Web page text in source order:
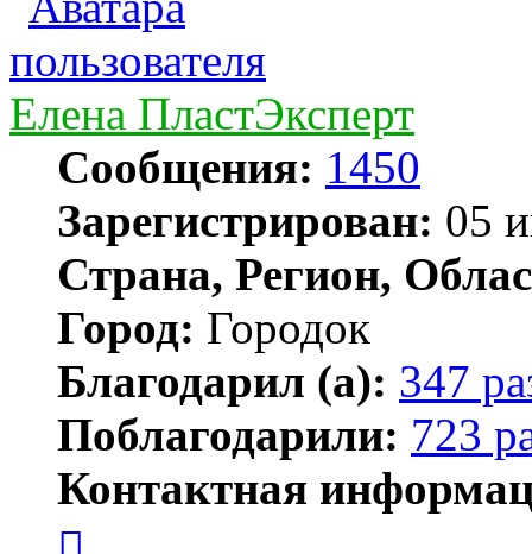
Елена ПластЭксперт
Сообщения: 1450
Зарегистрирован: 05
Страна, Регион,
Город: Городок
Благодарил (а): 347
Поблагодарили: 723
Контактная